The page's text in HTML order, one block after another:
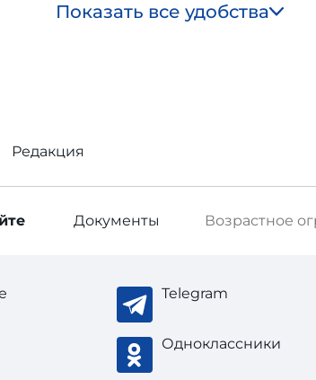
Показать все удобства
Редакция
Возрастное
Документы
Telegram
Одноклассники